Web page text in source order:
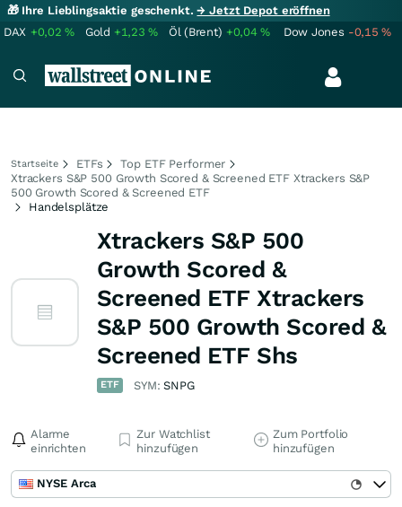
🎁 Ihre Lieblingsaktie geschenkt.→ Jetzt Depot eröffnen
DAX +0,02% Gold +1,23% Öl (Brent) +0,04% Dow Jones -0,15%
Startseite ETFs
Top ETF Performer
Xtrackers S&P 500 Growth Scored & Screened ETF Xtrackers S&P
500 Growth Scored & Screened ETF
Handelsplätze
Xtrackers S&P 500
Growth Scored &
Screened ETF Xtrackers
S&P 500 Growth Scored &
Screened ETF Shs
ETF SYM:SNPG
Alarme
einrichten
Zur Watchlist
hinzufügen
Zum Portfolio
hinzufügen
NYSE Arca